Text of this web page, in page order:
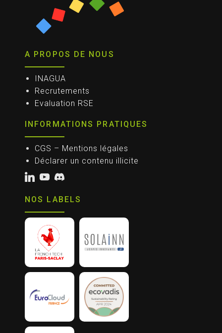
A PROPOS DE NOUS
INAGUA
Recrutements
Evaluation RSE
INFORMATIONS PRATIQUES
CGS – Mentions légales
Déclarer un contenu illicite
NOS LABELS